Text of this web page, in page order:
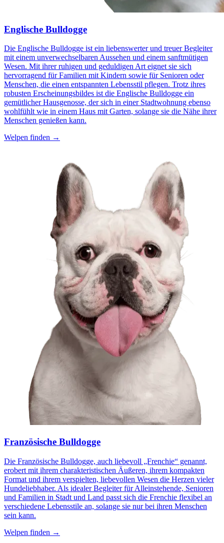
Englische Bulldogge
Die Englische Bulldogge ist ein liebenswerter und treuer Begleiter
mit einem unverwechselbaren Aussehen und einem sanftmütigen
Wesen. Mit ihrer ruhigen und geduldigen Art eignet sie sich
hervorragend für Familien mit Kindern sowie für Senioren oder
Menschen, die einen entspannten Lebensstil pflegen. Trotz ihres
robusten Erscheinungsbildes ist die Englische Bulldogge ein
gemütlicher Hausgenosse, der sich in einer Stadtwohnung ebenso
wohlfühlt wie in einem Haus mit Garten, solange sie die Nähe ihrer
Menschen genießen kann.
Welpen finden →
Französische Bulldogge
Die Französische Bulldogge, auch liebevoll „Frenchie“ genannt,
erobert mit ihrem charakteristischen Äußeren, ihrem kompakten
Format und ihrem verspielten, liebevollen Wesen die Herzen vieler
Hundeliebhaber. Als idealer Begleiter für Alleinstehende, Senioren
und Familien in Stadt und Land passt sich die Frenchie flexibel an
verschiedene Lebensstile an, solange sie nur bei ihren Menschen
sein kann.
Welpen finden →